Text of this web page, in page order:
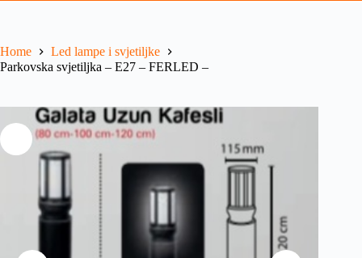
Home
Led lampe i svjetiljke
Parkovska svjetiljka – E27 – FERLED –